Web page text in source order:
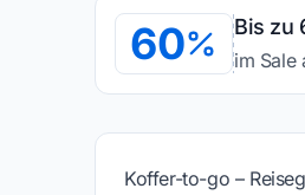
60 Bis zu
im Sale
Koffer-to-go –